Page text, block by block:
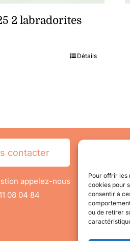
Pour offrir les
cookies pour
consentir à
ou de retirer
2 labradorites
Détails
contacter
appelez-nous
08 04 84